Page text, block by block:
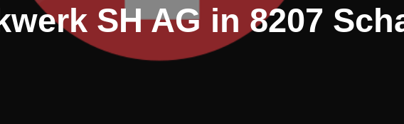
SH AG in 8207